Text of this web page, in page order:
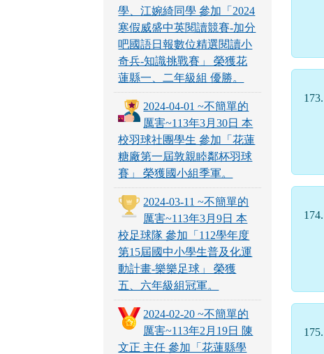
學、江婉綺同學 參加「2024
寒假威盛中英閱讀競賽-加分
吧國語日報數位精選閱讀小
奇兵-知識挑戰賽」 榮獲花
蓮縣一、二年級組 優勝。
2024-04-01 ~不簡單的
厲害~113年3月30日 本
校羽球社團學生 參加「花蓮
糖廠第一屆敦親睦鄰杯羽球
賽」 榮獲國小組季軍。
2024-03-11 ~不簡單的
厲害~113年3月9日 本
校足球隊 參加「112學年度
第15屆國中小學生普及化運
動計畫-樂樂足球」 榮獲
五、六年級組冠軍。
2024-02-20 ~不簡單的
厲害~113年2月19日 陳
文正 主任 參加「花蓮縣學
173.
174.
175.